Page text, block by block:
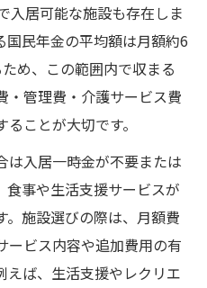
入居可能な施設も存在しま
国民年金の平均額は月額約6
め、この範囲内で収まる
・管理費・介護サービス費
ことが大切です。
は入居一時金が不要または
事や生活支援サービスが
。施設選びの際は、月額費
ービス内容や追加費用の有
えば、生活支援やレクリエ